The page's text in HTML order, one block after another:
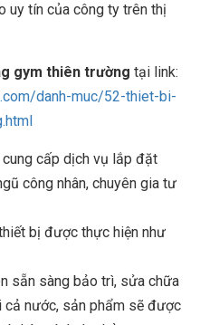
uy tín của công ty trên thị
gym thiên trường tại link:
danh-muc/52-thiet-bi-
cung cấp dịch vụ lắp đặt
công nhân, chuyên gia tư
bị được thực hiện như
sẵn sàng bảo trì, sửa chữa
cả nước, sản phẩm sẽ được